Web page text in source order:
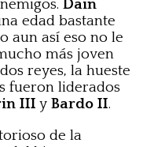
Dain
edad bastante
aun así eso no le
más joven
reyes, la hueste
fueron liderados
III y Bardo II.
de la